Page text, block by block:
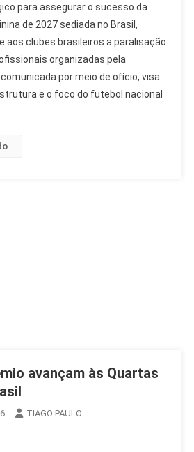
para assegurar o sucesso da
de 2027 sediada no Brasil,
aos clubes brasileiros a paralisação
organizadas pela
por meio de ofício, visa
e o foco do futebol nacional
avançam às Quartas
TIAGO PAULO